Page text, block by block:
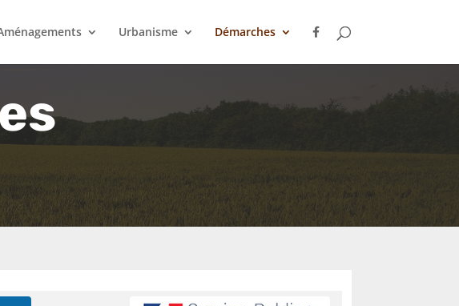
Urbanisme Démarches